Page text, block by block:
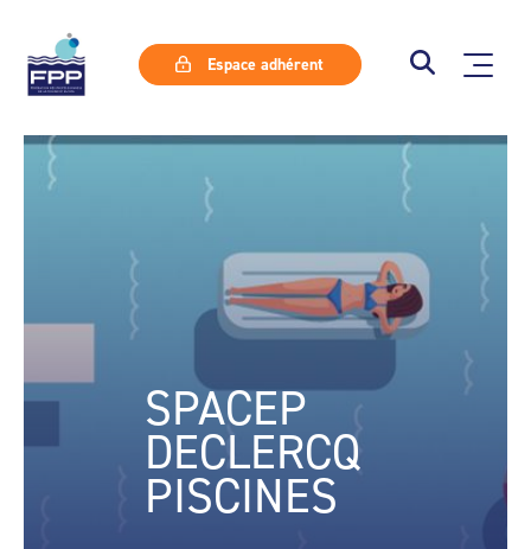
Espace adhérent
SPACEP
DECLERCQ
PISCINES